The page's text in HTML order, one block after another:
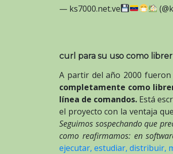
— ks7000.net.ve
curl para su uso como
A partir del año 2000 fueron
completamente como
línea de comandos. Está
el proyecto con la ventaja
Seguimos sospechando que
como reafirmamos: en
ejecutar, estudiar, distribuir,